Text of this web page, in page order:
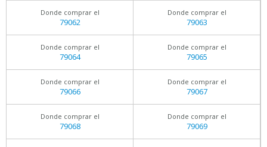
Donde comprar el
79062
Donde comprar el
79063
Donde comprar el
79064
Donde comprar el
79065
Donde comprar el
79066
Donde comprar el
79067
Donde comprar el
79068
Donde comprar el
79069